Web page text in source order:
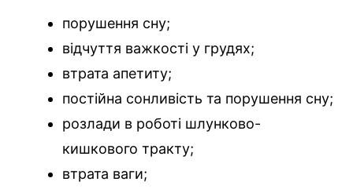
порушення сну;
відчуття важкості у грудях;
втрата апетиту;
постійна сонливість та порушення сну;
розлади в роботі шлунково-
кишкового тракту;
втрата ваги;